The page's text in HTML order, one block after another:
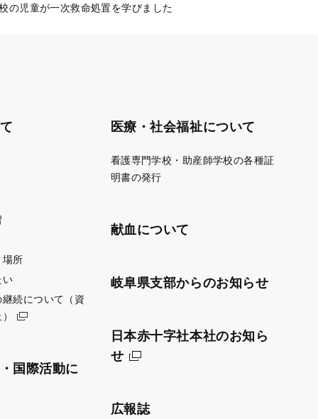
の児童が一次救命処置を学びました
場所
い
続について（資
国際活動に
医療・社会福祉について
看護専門学校・助産師学校の各種証
明書の発行
献血について
岐阜県支部からのお知らせ
日本赤十字社本社のお知ら
せ
広報誌